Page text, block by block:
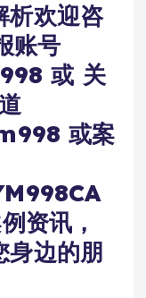
析欢迎咨
账号
或 关
或案
资讯，
身边的朋